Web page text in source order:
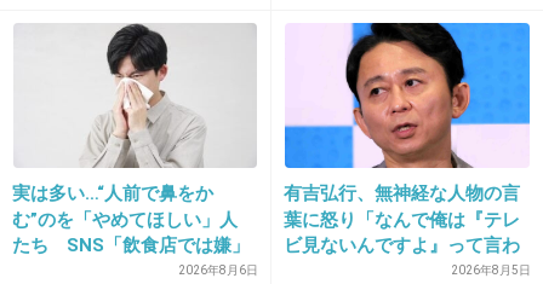
+16 -1
2018/11/16(金) 10:48:19
野村周平はホテル三日月のCMだけは本当によかった。ああ
いう感じの方が合ってる。
+8 -0
実は多い…“人前で鼻をか
む”のを「やめてほしい」人
たち SNS「飲食店では嫌」
「クチャラーと同じ」2026年8月6日
有吉弘行、無神経な人物の言
葉に怒り「なんで俺は『テレ
ビ見ないんですよ』って言わ
れなきゃいけないの？ふざけ
2026年8月5日